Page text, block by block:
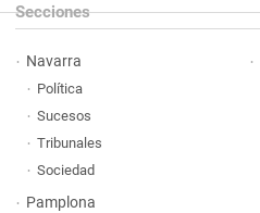
Secciones
Navarra
Política
Sucesos
Tribunales
Sociedad
Pamplona